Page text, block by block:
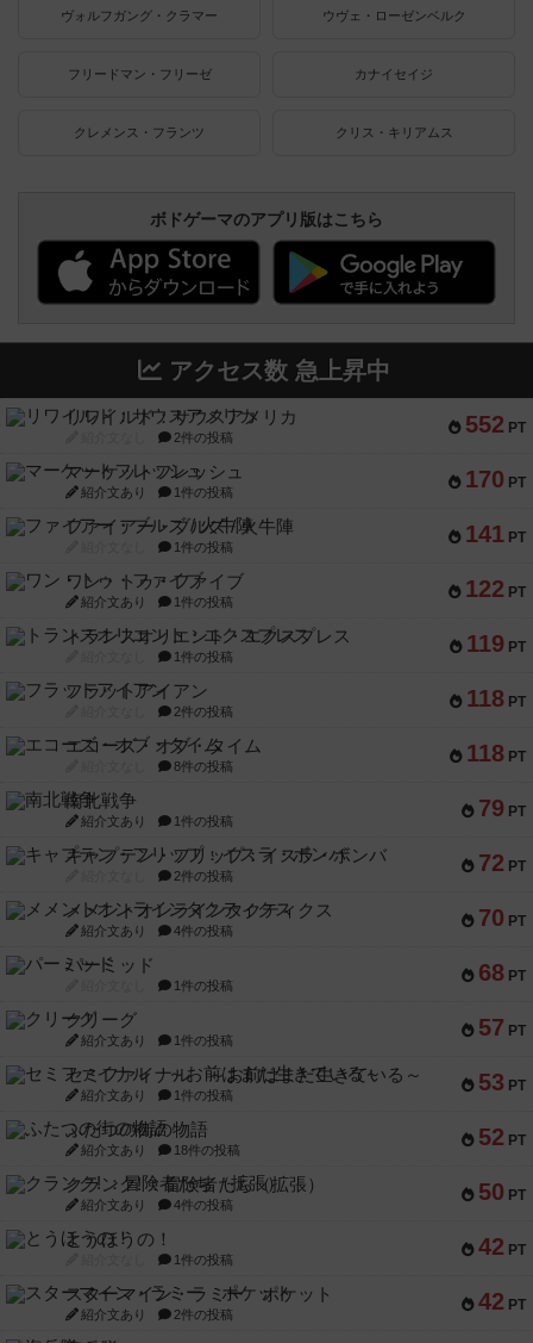
ヴォルフガング・クラマー ウヴェ・ローゼンベルク
フリードマン・フリーゼ カナイセイジ
クレメンス・フランツ クリス・キリアムス
ボドゲーマのアプリ版はこちら
アクセス数 急上昇中
552 PT
リワイルド：サウスアメリカ
2件の投稿
170 PT
マーケットフレッシュ
紹介文あり 1件の投稿
141 PT
ファイアー・ブルズ / 火牛陣
1件の投稿
122 PT
ワン・トゥ・ファイブ
紹介文あり 1件の投稿
119 PT
トランスオリエント・エクスプレス
1件の投稿
118 PT
フラットアイアン
2件の投稿
118 PT
エコーズ・オブ・タイム
8件の投稿
79 PT
南北戦争
紹介文あり 1件の投稿
72 PT
キャプテン・フリップ：イスラ・ボンバ
2件の投稿
70 PT
メメントオンラインタクティクス
紹介文あり 4件の投稿
68 PT
パーミッド
1件の投稿
57 PT
クリーグ
紹介文あり 1件の投稿
53 PT
セミファイナル ～お前はまだ生きている～
紹介文あり 1件の投稿
52 PT
ふたつの街の物語
紹介文あり 18件の投稿
50 PT
クランク! ：冒険者たち（拡張）
紹介文あり 4件の投稿
42 PT
とうほうの！
1件の投稿
42 PT
スターマイン・ラミー ポケット
紹介文あり 2件の投稿